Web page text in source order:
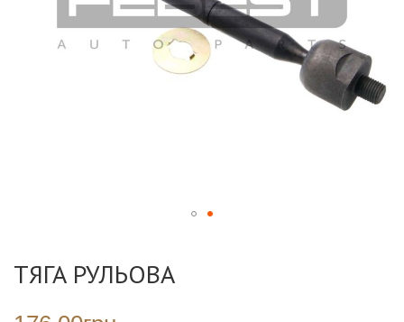
початку
зображень
ТЯГА РУЛЬОВА